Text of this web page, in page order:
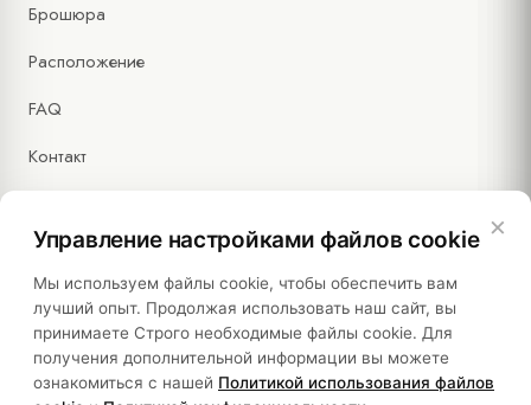
Брошюра
Расположение
FAQ
Контакт
Правовая информация
Политики
Устойчивость
×
Управление настройками файлов cookie
Мы используем файлы cookie, чтобы обеспечить вам
лучший опыт. Продолжая использовать наш сайт, вы
принимаете Строго необходимые файлы cookie. Для
получения дополнительной информации вы можете
ознакомиться с нашей Политикой использования файлов